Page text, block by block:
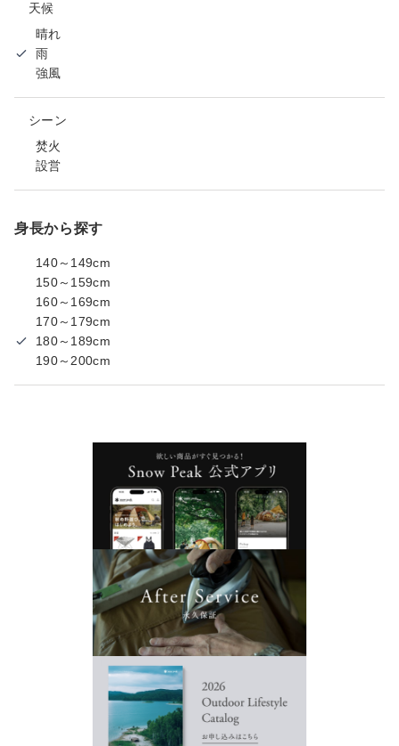
天候
晴れ
雨
強風
シーン
焚火
設営
身長から探す
140～149cm
150～159cm
160～169cm
170～179cm
180～189cm
190～200cm